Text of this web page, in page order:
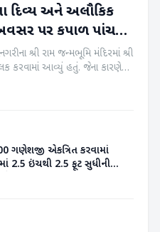
દિવ્ય અને અલૌકિક
પર કપાળ પાંચ
શ્રી રામ જન્મભૂમિ મંદિરમાં શ્રી
કરવામાં આવ્યું હતું. જેના કારણે
ભ...
ગણેશજી એકત્રિત કરવામાં
2.5 ઇંચથી 2.5 ફૂટ સુધીની